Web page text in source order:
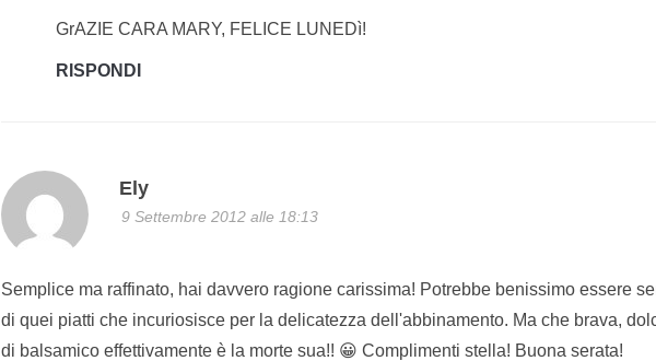
GrAZIE CARA MARY, FELICE LUNEDì!
RISPONDI
Ely
9 Settembre 2012 alle 18:13
Semplice ma raffinato, hai davvero ragione carissima! Potrebbe benissimo essere
di quei piatti che incuriosisce per la delicatezza dell'abbinamento. Ma che brava,
di balsamico effettivamente è la morte sua!! 😀 Complimenti stella! Buona serata!